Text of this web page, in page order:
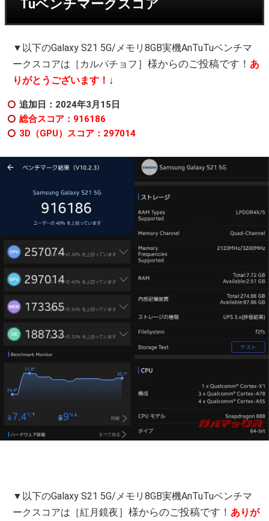
Tuベンチマークスコア
▼以下のGalaxy S21 5G/メモリ8GB実機AnTuTuベンチマ
ークスコアは［カルパチョフ ］様からのご投稿です！ あ
りがとうございます！ ↓
追加日：2024年3月15日
総合スコア：916186
3D（GPU）スコア：297014
▼以下のGalaxy S21 5G/メモリ8GB実機AnTuTuベンチマ
ークスコアは［紅月鏡夜］様からのご投稿です！ ありが